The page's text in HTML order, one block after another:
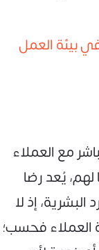
بيئة العمل
مع العملاء
يُعد رضا
إذ لا
فحسب؛